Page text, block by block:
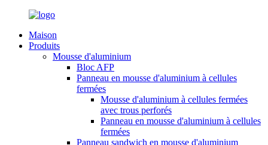
Maison
Produits
Mousse d'aluminium
Bloc AFP
Panneau en mousse d'aluminium à cellules
fermées
Mousse d'aluminium à cellules fermées
avec trous perforés
Panneau en mousse d'aluminium à cellules
fermées
Panneau sandwich en mousse d'aluminium